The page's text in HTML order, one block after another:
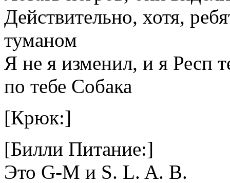
Действительно, хотя,
туманом
Я не я изменил, и я Респ
по тебе Собака
[Крюк:]
[Билли Питание:]
Это G-M и S. L. A. B.